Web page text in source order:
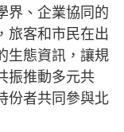
界、企業協同的
旅客和市民在出
生態資訊，讓規
振推動多元共
份者共同參與北